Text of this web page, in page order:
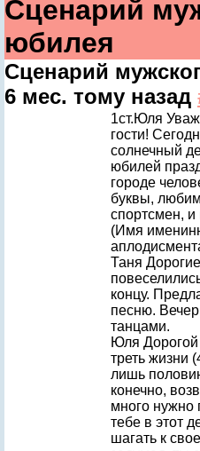
Сценарий
юбилея
Сценарий
6 мес. тому назад
1ст.Юля
гости!
солнечный
юбилей
городе
буквы,
спортсмен, и
(Имя
Таня
концу.
песню.
танцами.
Юля Дорогой
треть жизни
лишь
конечно,
много нужно
тебе в этот
шагать к